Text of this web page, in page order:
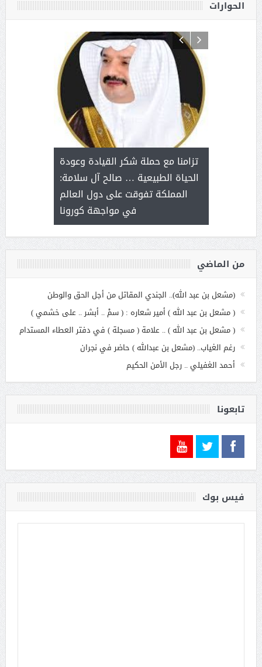
الحوارات
مع
بنت
تزامنا مع حملة شكر القيادة وعودة
الحياة الطبيعية … صالح آل سلامة:
المملكة تفوقت على دول العالم
في مواجهة كورونا
آل شرمه:
على برامج
هي أساس
من الماضي
(مشعل بن عبد الله).. الجندي المقاتل من أجل الحق والوطن
( مشعل بن عبد الله ) أمير شعاره : ( سمْ .. أبشر .. على خشمي )
( مشعل بن عبد الله ) .. علامة ( مسجلة ) في دفتر العطاء المستدام
رغم الغياب.. (مشعل بن عبدالله ) حاضر في نجران
أحمد الغفيلي .. رجل الأمن الحكيم
تابعونا
فيس بوك